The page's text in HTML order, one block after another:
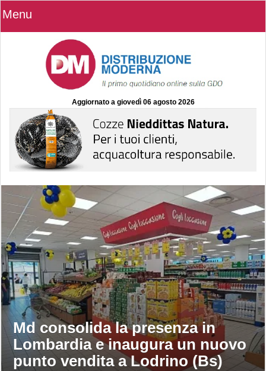
Menu
Aggiornato a giovedì 06 agosto 2026
Md consolida la presenza in
Lombardia e inaugura un nuovo
punto vendita a Lodrino (Bs)